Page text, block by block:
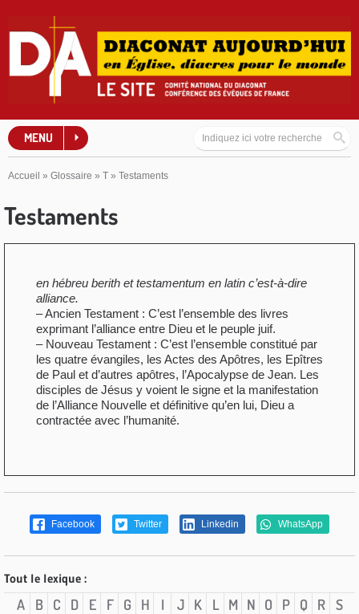
MENU
Accueil » Glossaire » T » Testaments
Testaments
en hébreu berith et testamentum en latin c’est-à-dire
alliance.
– Ancien Testament : C’est l’ensemble des livres
exprimant l’alliance entre Dieu et le peuple juif.
– Nouveau Testament : C’est l’ensemble constitué par
les quatre évangiles, les Actes des Apôtres, les Epîtres
de Paul et d’autres apôtres, l’Apocalypse de Jean. Les
disciples de Jésus y voient le signe et la manifestation
de l’Alliance Nouvelle et définitive qu’en lui, Dieu a
contractée avec l’humanité.
Facebook Twitter Linkedin WhatsApp
Tout le lexique :
A B C D E F G H I J K L M N O P Q R S